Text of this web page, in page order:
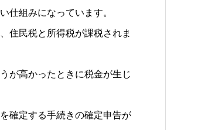
仕組みになっています。
住民税と所得税が課税されま
が高かったときに税金が生じ
確定する手続きの確定申告が